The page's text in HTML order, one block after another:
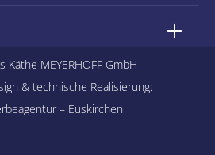
MEYERHOFF GmbH
& technische Realisierung:
– Euskirchen